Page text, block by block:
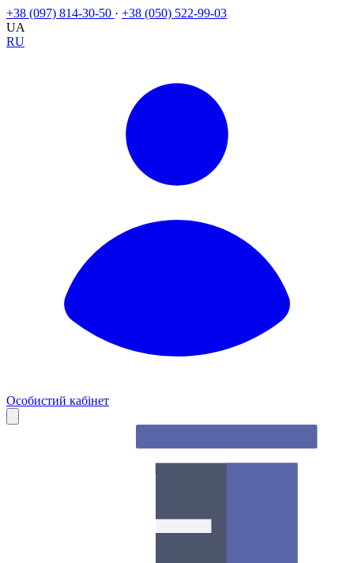
+38 (097) 814-30-50 · +38 (050) 522-99-03
UA
RU
Особистий кабінет